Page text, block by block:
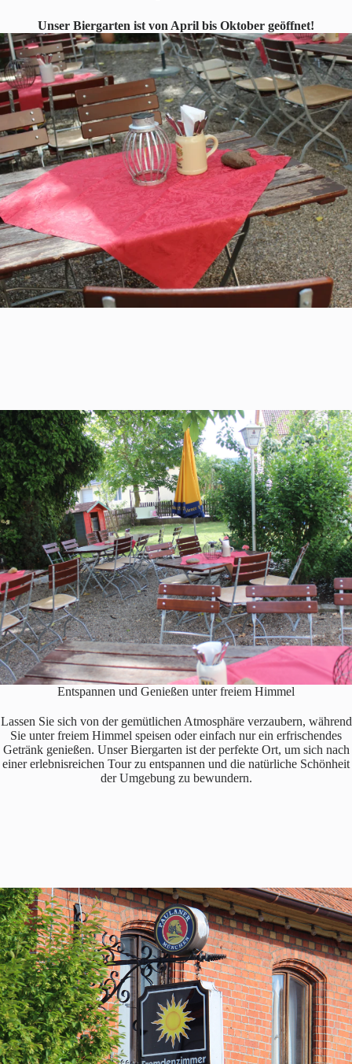
Unser Biergarten ist von April bis Oktober geöffnet!
Entspannen und Genießen unter freiem Himmel
Lassen Sie sich von der gemütlichen Atmosphäre verzaubern, während
Sie unter freiem Himmel speisen oder einfach nur ein erfrischendes
Getränk genießen. Unser Biergarten ist der perfekte Ort, um sich nach
einer erlebnisreichen Tour zu entspannen und die natürliche Schönheit
der Umgebung zu bewundern.